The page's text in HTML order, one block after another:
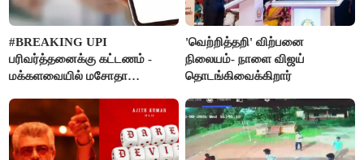
#BREAKING UPI
பரிவர்த்தனைக்கு கட்டணம் -
மக்களவையில் மசோதா
'வெற்றித்தறி' விற்பனை
நிலையம்- நாளை விஜய்
தொடங்கிவைக்கிறார்